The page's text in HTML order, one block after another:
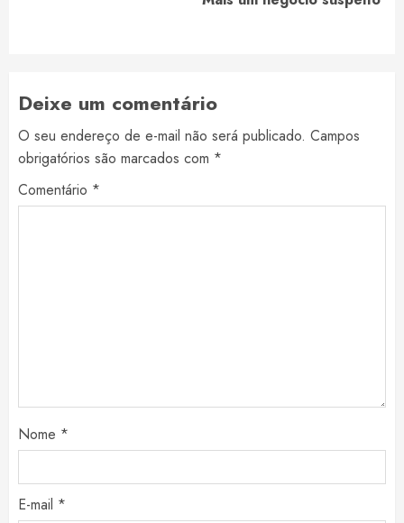
Deixe um comentário
O seu endereço de e-mail não será publicado. Campos
obrigatórios são marcados com *
Comentário *
Nome *
E-mail *